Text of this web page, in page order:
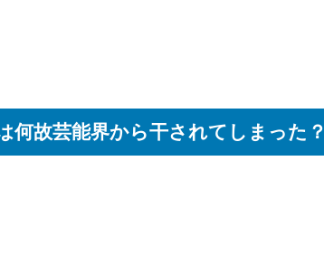
何故芸能界から干されてしまった？